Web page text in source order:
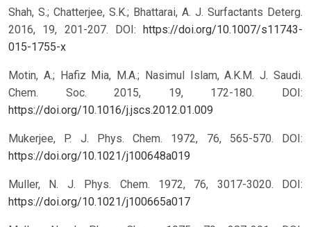
Shah, S.; Chatterjee, S.K.; Bhattarai, A. J. Surfactants Deterg.
2016, 19, 201-207. DOI: https://doi.org/10.1007/s11743-
015-1755-x
Motin, A.; Hafiz Mia, M.A.; Nasimul Islam, A.K.M. J. Saudi.
Chem. Soc. 2015, 19, 172-180. DOI:
https://doi.org/10.1016/j.jscs.2012.01.009
Mukerjee, P. J. Phys. Chem. 1972, 76, 565-570. DOI:
https://doi.org/10.1021/j100648a019
Muller, N. J. Phys. Chem. 1972, 76, 3017-3020. DOI:
https://doi.org/10.1021/j100665a017